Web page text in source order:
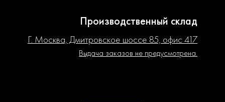
Производственный склад
Г. Москва, Дмитровское шоссе 85, офис 417
Выдача заказов не предусмотрена.